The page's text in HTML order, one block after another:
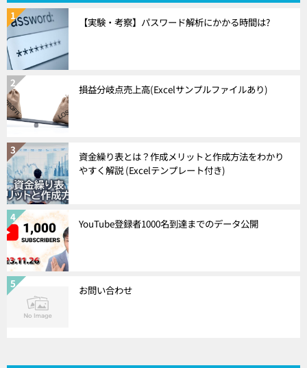
【実験・考察】パスワード解析にかかる時間は?
損益分岐点売上高(Excelサンプルファイルあり)
資金繰り表とは？作成メリットと作成方法をわかり
やすく解説 (Excelテンプレート付き)
YouTube登録者1000名到達までのデータ公開
お問い合わせ